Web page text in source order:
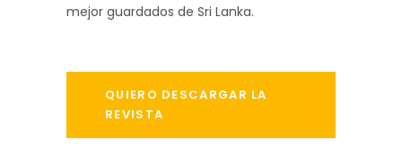
mejor guardados de Sri Lanka.
QUIERO DESCARGAR LA
REVISTA